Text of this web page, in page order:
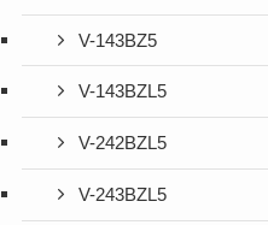
V-143BZ5
V-143BZL5
V-242BZL5
V-243BZL5